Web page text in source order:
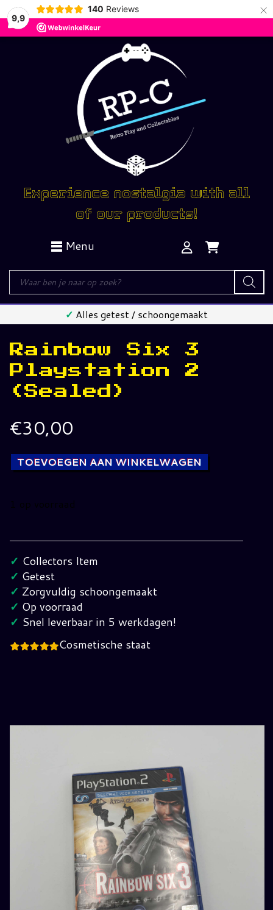
9,9
140 Reviews ×
Experience nostalgia with all
of our products!
Menu
Producten
zoeken
✓ Alles getest / schoongemaakt
Rainbow Six 3
Playstation 2
(Sealed)
€30,00
TOEVOEGEN AAN WINKELWAGEN
1 op voorraad
Six
3
Playstation
2
(Sealed)
hoeveelheid
✓ Collectors Item
✓ Getest
✓ Zorgvuldig schoongemaakt
✓ Op voorraad
✓ Snel leverbaar in 5 werkdagen!
Cosmetische staat